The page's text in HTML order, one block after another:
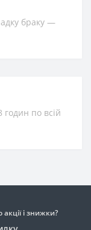
браку —
по всій
і знижки?